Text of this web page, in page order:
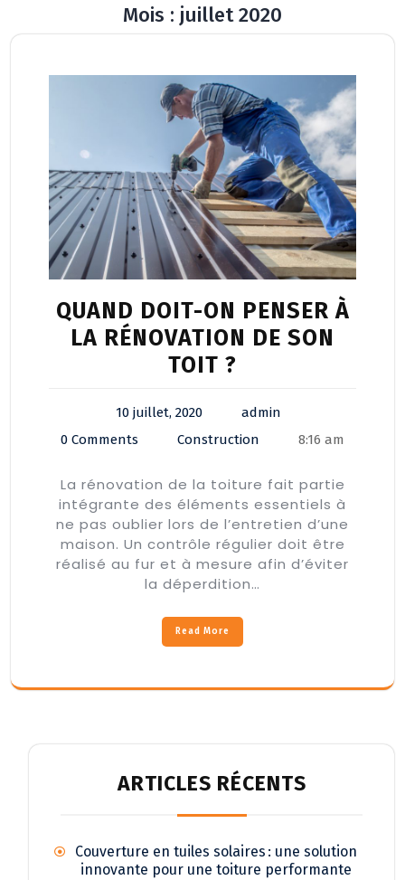
Button
Mois : juillet 2020
QUAND DOIT-ON PENSER À
LA RÉNOVATION DE SON
TOIT ?
10 juillet, 2020
admin
0 Comments
Construction 8:16 am
La rénovation de la toiture fait partie
intégrante des éléments essentiels à
ne pas oublier lors de l’entretien d’une
maison. Un contrôle régulier doit être
réalisé au fur et à mesure afin d’éviter
la déperdition…
Read More
ARTICLES RÉCENTS
Couverture en tuiles solaires : une solution
innovante pour une toiture performante